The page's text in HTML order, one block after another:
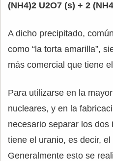
(NH4)2 U2O7 (s) + 2
A dicho precipitado,
como “la torta amarilla”,
más comercial que tiene
Para utilizarse en la
nucleares, y en la
necesario separar los
tiene el uranio, es decir,
Generalmente esto se